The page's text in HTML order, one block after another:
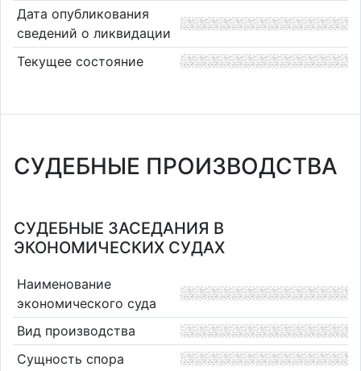
Дата опубликования
сведений о ликвидации
Текущее состояние
СУДЕБНЫЕ ПРОИЗВОДСТВА
СУДЕБНЫЕ ЗАСЕДАНИЯ В
ЭКОНОМИЧЕСКИХ СУДАХ
Наименование
экономического суда
Вид производства
Сущность спора